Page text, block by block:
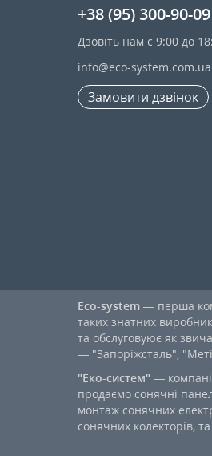
+38 (95) 300-90-09
Дзовіть нам с 9:00 до
info@eco-system.com.ua
Замовити дзвінок
Eco-system — перша
таких знатних
та обслуговуює як
— "Запоріжсталь",
"Еко-систем" —
продаємо сонячні
монтаж сонячних
сонячних колекторів,